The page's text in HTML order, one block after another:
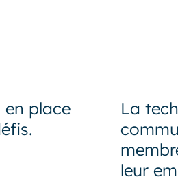
place
La
leur